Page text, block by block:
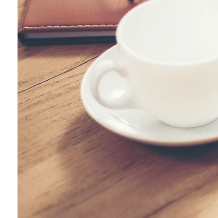
mahasiswa yang tergabung dalam satu kelas.
bisa melakukan konsultasi terkait rencana studi
mata kuliah yang akan diambil.
Semester Pendek
Semester pendek atau dikenal sebagai semester
antara merupakan program perkuliahan di luar
perkuliahan reguler. Pelaksanaan perkuliahan
semester pendek biasanya di antara semester
dan ganjil. Seperti namanya, semester pendek
dilaksanakan selama 4-6 minggu saja, tidak
kuliah reguler yang pelaksanaannya selama 6